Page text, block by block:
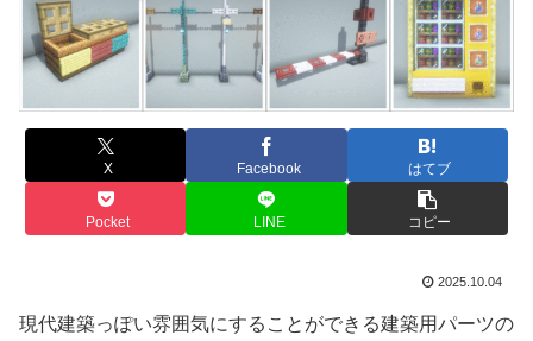
X Facebook はてブ
Pocket LINE コピー
2025.10.04
現代建築っぽい雰囲気にすることができる建築用パーツの